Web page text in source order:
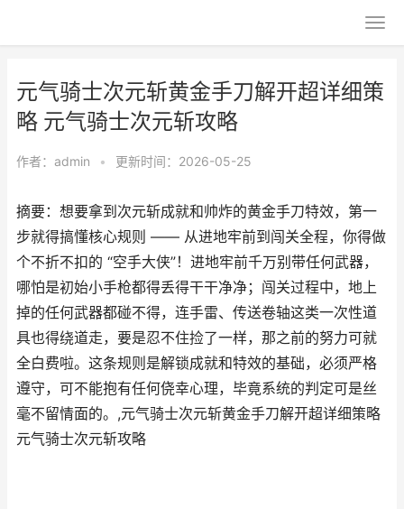
元气骑士次元斩黄金手刀解开超详细策
略 元气骑士次元斩攻略
作者： admin • 更新时间：2026-05-25
摘要：想要拿到次元斩成就和帅炸的黄金手刀特效，第一
步就得搞懂核心规则 —— 从进地牢前到闯关全程，你得做
个不折不扣的 “空手大侠”！进地牢前千万别带任何武器，
哪怕是初始小手枪都得丢得干干净净；闯关过程中，地上
掉的任何武器都碰不得，连手雷、传送卷轴这类一次性道
具也得绕道走，要是忍不住捡了一样，那之前的努力可就
全白费啦。这条规则是解锁成就和特效的基础，必须严格
遵守，可不能抱有任何侥幸心理，毕竟系统的判定可是丝
毫不留情面的。,元气骑士次元斩黄金手刀解开超详细策略
元气骑士次元斩攻略